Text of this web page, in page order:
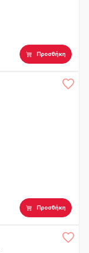
Προσθήκη
Προσθήκη